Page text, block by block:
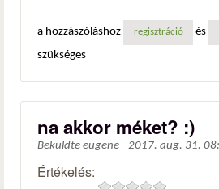
a hozzászóláshoz
regisztráció és
szükséges
na akkor méket? :)
Beküldte eugene - 2017. aug. 31.
Értékelés: